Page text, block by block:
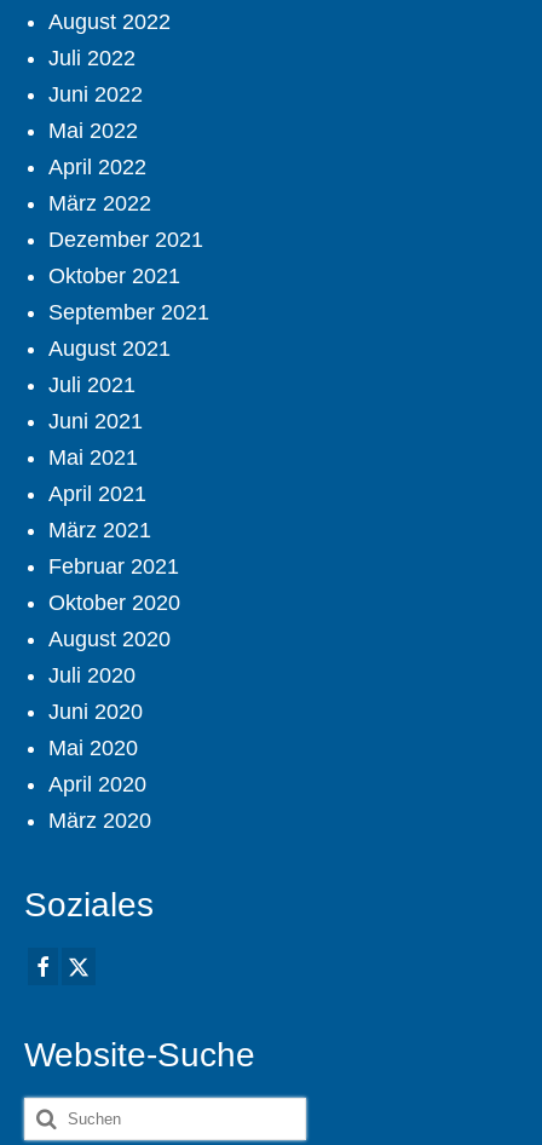
August 2022
Juli 2022
Juni 2022
Mai 2022
April 2022
März 2022
Dezember 2021
Oktober 2021
September 2021
August 2021
Juli 2021
Juni 2021
Mai 2021
April 2021
März 2021
Februar 2021
Oktober 2020
August 2020
Juli 2020
Juni 2020
Mai 2020
April 2020
März 2020
Soziales
Website-Suche
Suche